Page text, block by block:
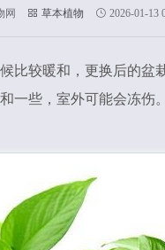
网 草本植物 2026-01-13
比较暖和，更换后的盆
一些，室外可能会冻伤